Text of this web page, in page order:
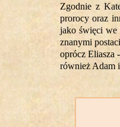
Zgodnie z
prorocy oraz
jako święci we
znanymi
oprócz Eliasza
również Adam